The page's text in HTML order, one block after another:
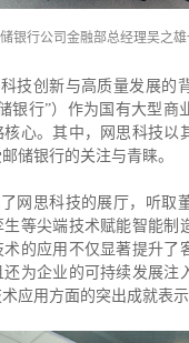
银行公司金融部总经理吴之
技创新与高质量发展的
银行”）作为国有大型商
心。其中，网思科技以
储银行的关注与青睐。
网思科技的展厅，听取
等尖端技术赋能智能制
的应用不仅显著提升了
还为企业的可持续发展注
应用方面的突出成就表示